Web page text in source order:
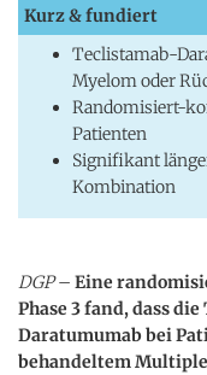
Kurz & fundiert
Teclistamab-
Myelom oder
Randomisiert-
Patienten
Signifikant
Kombination
DGP– Eine
Phase 3 fand, dass
Daratumumab bei
behandeltem